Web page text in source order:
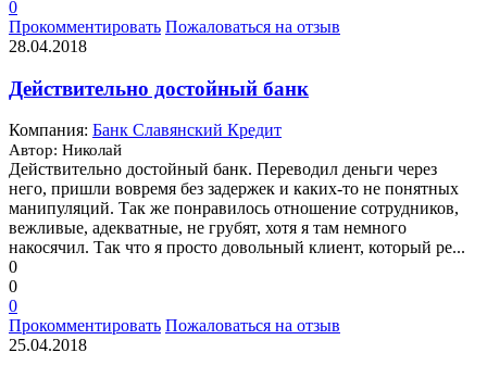
0
Прокомментировать Пожаловаться на отзыв
28.04.2018
Действительно достойный банк
Компания: Банк Славянский Кредит
Автор: Николай
Действительно достойный банк. Переводил деньги через
него, пришли вовремя без задержек и каких-то не понятных
манипуляций. Так же понравилось отношение сотрудников,
вежливые, адекватные, не грубят, хотя я там немного
накосячил. Так что я просто довольный клиент, который ре...
0
0
0
Прокомментировать Пожаловаться на отзыв
25.04.2018